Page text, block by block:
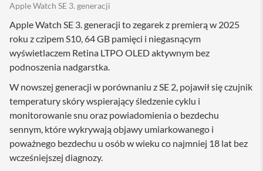
K
l
a
w
i
t
r
y
y
s
z
k
Apple Watch SE 3. generacji
Apple Watch SE 3. generacji to zegarek z premierą w 2025
roku z czipem S10, 64 GB pamięci i niegasnącym
wyświetlaczem Retina LTPO OLED aktywnym bez
podnoszenia nadgarstka.
W nowszej generacji w porównaniu z SE 2, pojawił się czujnik
temperatury skóry wspierający śledzenie cyklu i
monitorowanie snu oraz powiadomienia o bezdechu
sennym, które wykrywają objawy umiarkowanego i
poważnego bezdechu u osób w wieku co najmniej 18 lat bez
wcześniejszej diagnozy.